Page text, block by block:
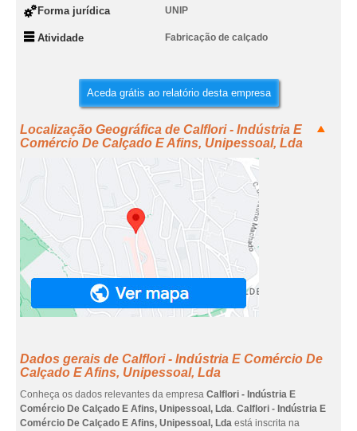
Forma jurídica UNIP
Atividade Fabricação de calçado
Aceda grátis ao relatório desta empresa
Localização Geográfica de Calflori - Indústria E
Comércio De Calçado E Afins, Unipessoal, Lda
Dados gerais de Calflori - Indústria E Comércio De
Calçado E Afins, Unipessoal, Lda
Conheça os dados relevantes da empresa Calflori - Indústria E
Comércio De Calçado E Afins, Unipessoal, Lda. Calflori - Indústria E
Comércio De Calçado E Afins, Unipessoal, Lda está inscrita na